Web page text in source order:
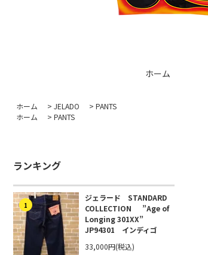
ホーム
ホーム > JELADO > PANTS
ホーム
> PANTS
ランキング
1
ジェラード STANDARD
COLLECTION ”Age of
Longing 301XX”
JP94301 インディゴ
33,000円(税込)